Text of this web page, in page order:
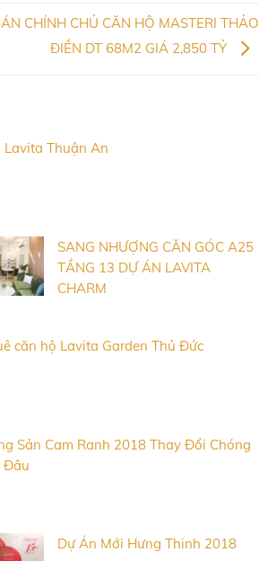
CHÍNH CHỦ CĂN HỘ MASTERI THẢO
ĐIỀN DT 68M2 GIÁ 2,850 TỶ
Lavita Thuận An
SANG NHƯỢNG CĂN GÓC A25
TẦNG 13 DỰ ÁN LAVITA
CHARM
căn hộ Lavita Garden Thủ Đức
Sản Cam Ranh 2018 Thay Đổi Chóng
Đâu
Dự Án Mới Hưng Thinh 2018